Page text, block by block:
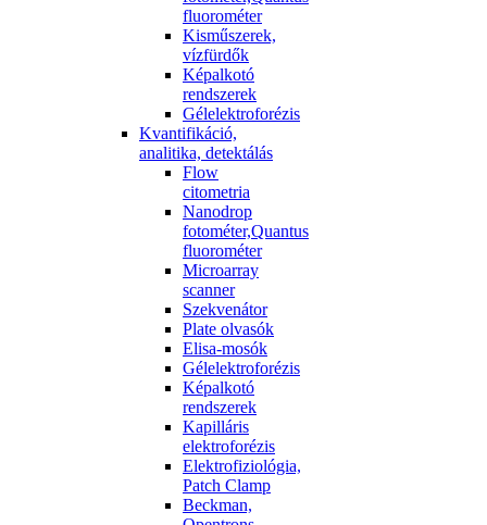
fluorométer
Kisműszerek,
vízfürdők
Képalkotó
rendszerek
Gélelektroforézis
Kvantifikáció,
analitika, detektálás
Flow
citometria
Nanodrop
fotométer,Quantus
fluorométer
Microarray
scanner
Szekvenátor
Plate olvasók
Elisa-mosók
Gélelektroforézis
Képalkotó
rendszerek
Kapilláris
elektroforézis
Elektrofiziológia,
Patch Clamp
Beckman,